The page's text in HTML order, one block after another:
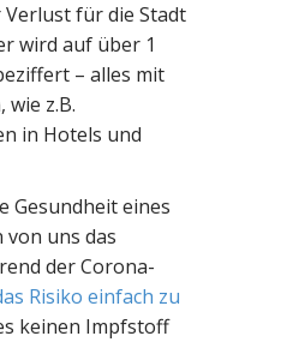
für die Stadt
wird auf über 1
– alles mit
wie z.B.
in Hotels und
Gesundheit eines
von uns das
der Corona-
Risiko einfach zu
keinen Impfstoff